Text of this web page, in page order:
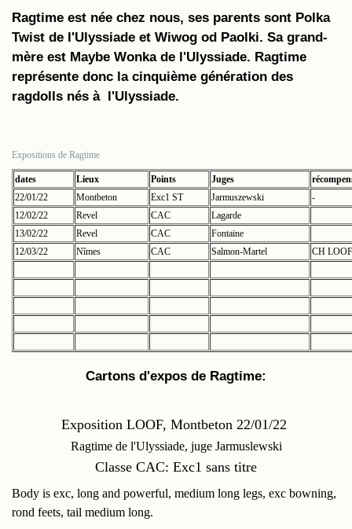
Ragtime est née chez nous, ses parents sont Polka
Twist de l'Ulyssiade et Wiwog od Paolki. Sa grand-
mère est Maybe Wonka de l'Ulyssiade. Ragtime
représente donc la cinquième génération des
ragdolls nés à l'Ulyssiade.
Expositions de Ragtime
dates Lieux Points Juges
22/01/22
Montbeton Exc1 ST Jarmuszewski
-
12/02/22
Revel CAC
Lagarde
13/02/22
Revel CAC
Fontaine
12/03/22
Nîmes CAC Salmon-Martel CH LOOF
Cartons d'expos de Ragtime:
Exposition LOOF, Montbeton 22/01/22
Ragtime de l'Ulyssiade, juge Jarmuslewski
Classe CAC: Exc1 sans titre
Body is exc, long and powerful, medium long legs, exc bowning,
rond feets, tail medium long.